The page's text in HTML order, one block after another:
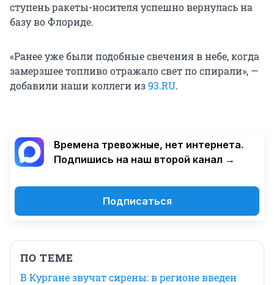
ступень ракеты-носителя успешно вернулась на
базу во Флориде.
«Ранее уже были подобные свечения в небе, когда
замерзшее топливо отражало свет по спирали», —
добавили наши коллеги из93.RU.
Времена тревожные, нет интернета.
Подпишись на наш второй канал →
Подписаться
ПО ТЕМЕ
В Кургане звучат сирены: в регионе введен